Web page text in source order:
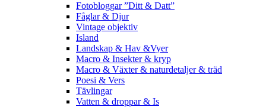
Fotobloggar ”Ditt & Datt”
Fåglar & Djur
Vintage objektiv
Island
Landskap & Hav &Vyer
Macro & Insekter & kryp
Macro & Växter & naturdetaljer & träd
Poesi & Vers
Tävlingar
Vatten & droppar & Is